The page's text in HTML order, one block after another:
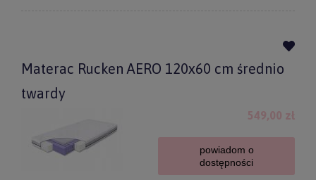
Materac Rucken AERO 120x60 cm średnio
twardy
549,00 zł
powiadom o
dostępności